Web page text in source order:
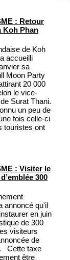
: Retour
Koh Phan
de Koh
accueilli
sa
Moon Party
20 000
le vice-
Surat Thani.
un peu de
fois celle-ci
touristes ont
: Visiter le
300
annoncé qu'il
en juin
de 300
visiteurs
de
Cette taxe
être